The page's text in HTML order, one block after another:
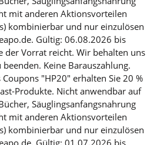
mit anderen Aktionsvorteilen
kombinierbar und nur einzulösen
Gültig: 06.08.2026 bis
der Vorrat reicht. Wir behalten uns
Keine Barauszahlung.
"HP20" erhalten Sie 20 %
Produkte. Nicht anwendbar auf
Säuglingsanfangsnahrung
mit anderen Aktionsvorteilen
kombinierbar und nur einzulösen